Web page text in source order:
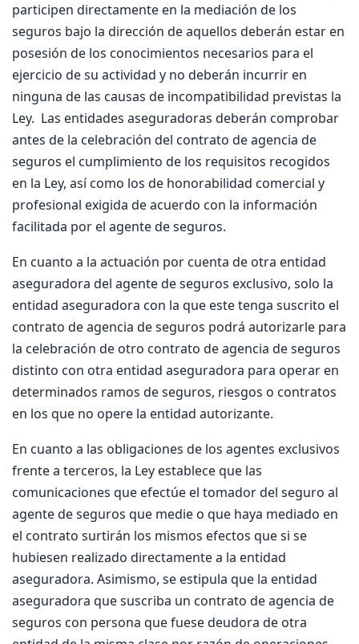
participen directamente en la mediación de los
seguros bajo la dirección de aquellos deberán estar en
posesión de los conocimientos necesarios para el
ejercicio de su actividad y no deberán incurrir en
ninguna de las causas de incompatibilidad previstas la
Ley. Las entidades aseguradoras deberán comprobar
antes de la celebración del contrato de agencia de
seguros el cumplimiento de los requisitos recogidos
en la Ley, así como los de honorabilidad comercial y
profesional exigida de acuerdo con la información
facilitada por el agente de seguros.
En cuanto a la actuación por cuenta de otra entidad
aseguradora del agente de seguros exclusivo, solo la
entidad aseguradora con la que este tenga suscrito el
contrato de agencia de seguros podrá autorizarle para
la celebración de otro contrato de agencia de seguros
distinto con otra entidad aseguradora para operar en
determinados ramos de seguros, riesgos o contratos
en los que no opere la entidad autorizante.
En cuanto a las obligaciones de los agentes exclusivos
frente a terceros, la Ley establece que las
comunicaciones que efectúe el tomador del seguro al
agente de seguros que medie o que haya mediado en
el contrato surtirán los mismos efectos que si se
hubiesen realizado directamente a la entidad
aseguradora. Asimismo, se estipula que la entidad
aseguradora que suscriba un contrato de agencia de
seguros con persona que fuese deudora de otra